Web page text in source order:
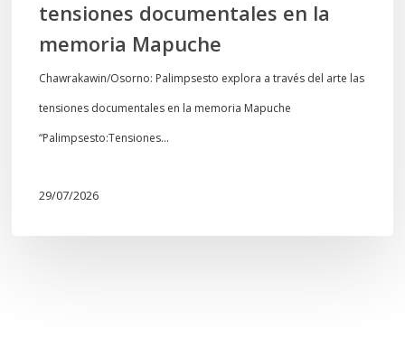
Mapuche
tensiones documentales en la
memoria Mapuche
Chawrakawin/Osorno: Palimpsesto explora a través del arte las
tensiones documentales en la memoria Mapuche
“Palimpsesto:Tensiones…
29/07/2026